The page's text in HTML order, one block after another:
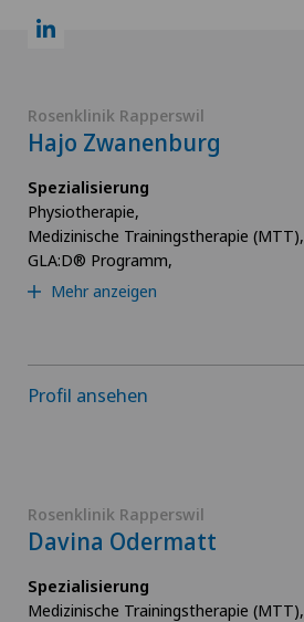
Rosenklinik Rapperswil
Hajo Zwanenburg
Spezialisierung
Physiotherapie,
Medizinische Trainingstherapie (MTT),
GLA:D® Programm,
Mehr anzeigen
Profil ansehen
Rosenklinik Rapperswil
Davina Odermatt
Spezialisierung
Medizinische Trainingstherapie (MTT),